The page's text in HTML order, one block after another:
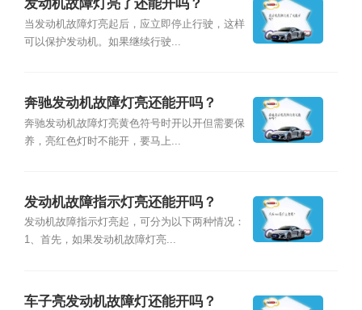
发动机故障灯亮了还能开吗？
当发动机故障灯亮起后，应立即停止行驶，这样
可以保护发动机。如果继续行驶...
奔驰发动机故障灯亮还能开吗？
奔驰发动机故障灯亮黄色符号时开以开但需要保
养，亮红色灯时不能开，要马上...
发动机故障指示灯亮还能开吗？
发动机故障指示灯亮起，可分为以下两种情况：
1、首先，如果发动机故障灯亮...
车子亮发动机故障灯还能开吗？